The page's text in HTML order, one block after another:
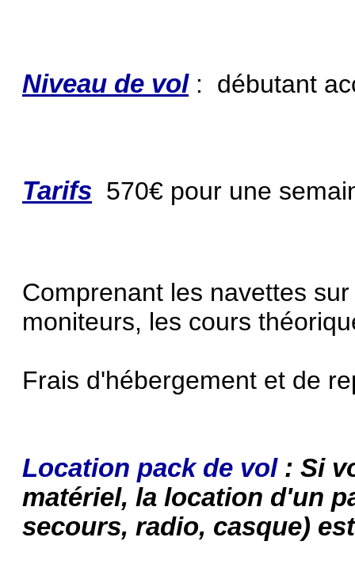
Niveau de vol: débutant
Tarifs 570€ pour une
Comprenant les navettes
moniteurs, les cours
Frais d'hébergement et de
Location pack de vol: Si
matériel, la location d'un
secours, radio, casque)